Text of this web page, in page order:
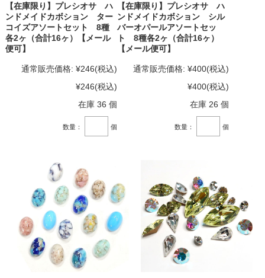
【在庫限り】プレシオサ ハ
ンドメイドカボション ター
コイズアソートセット 8種
各2ヶ（合計16ヶ）【メール
便可】
通常販売価格: ¥246(税込)
¥246(税込)
在庫 36 個
数量： 個
【在庫限り】プレシオサ ハ
ンドメイドカボション シル
バーオパールアソートセッ
ト 8種各2ヶ（合計16ヶ）
【メール便可】
通常販売価格: ¥400(税込)
¥400(税込)
在庫 26 個
数量： 個